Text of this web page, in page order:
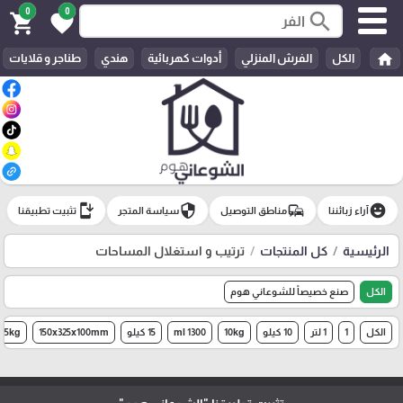
search
0
favorite
0
shopping_cart
home الكل الفرش المنزلي أدوات كهربائية هندي طناجر و قلايات
emoji_emotionsآراء زبائننا commuteمناطق التوصيل securityسياسة المتجر install_mobile تثبيت تطبيقنا
الرئيسية كل المنتجات ترتيب و استغلال المساحات
الكل صنع خصيصاً للشوعاني هوم
الكل 1 1 لتر 10 كيلو 10kg
1300 ml 15 كيلو 150x325x100mm
15kg